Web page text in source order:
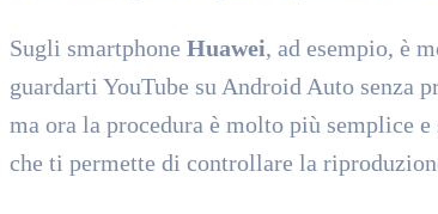
Sugli smartphone Huawei, ad esempio, è
guardarti YouTube su Android Auto senza
ma ora la procedura è molto più semplice
che ti permette di controllare la